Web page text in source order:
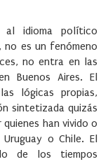
al idioma político
no es un fenómeno
no entra en las
Buenos Aires. El
lógicas propias,
sintetizada quizás
han vivido o
o Chile. El
de los tiempos